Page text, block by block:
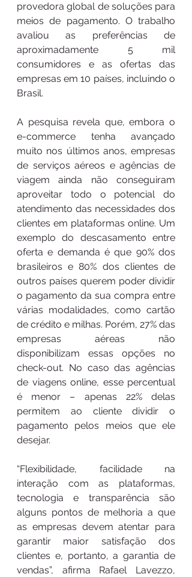
provedora global de soluções para
meios de pagamento. O trabalho
avaliou as preferências de
aproximadamente 5 mil
consumidores e as ofertas das
empresas em 10 países, incluindo o
Brasil.
A pesquisa revela que, embora o
e-commerce tenha avançado
muito nos últimos anos, empresas
de serviços aéreos e agências de
viagem ainda não conseguiram
aproveitar todo o potencial do
atendimento das necessidades dos
clientes em plataformas online. Um
exemplo do descasamento entre
oferta e demanda é que 90% dos
brasileiros e 80% dos clientes de
outros países querem poder dividir
o pagamento da sua compra entre
várias modalidades, como cartão
de crédito e milhas. Porém, 27% das
empresas aéreas não
disponibilizam essas opções no
check-out. No caso das agências
de viagens online, esse percentual
é menor – apenas 22% delas
permitem ao cliente dividir o
pagamento pelos meios que ele
desejar.
“Flexibilidade, facilidade na
interação com as plataformas,
tecnologia e transparência são
alguns pontos de melhoria a que
as empresas devem atentar para
garantir maior satisfação dos
clientes e, portanto, a garantia de
vendas”, afirma Rafael Lavezzo,